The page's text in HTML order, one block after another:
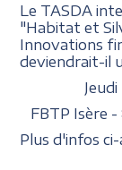
Le TASDA
"Habitat et
Innovations
deviendrait-il
FBTP Isère
Plus d'infos ci-